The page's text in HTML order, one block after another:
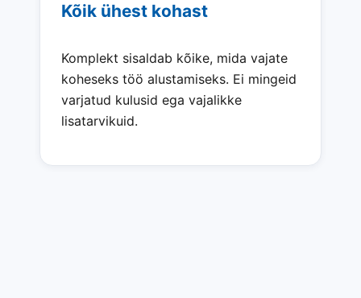
Kõik ühest kohast
Komplekt sisaldab kõike, mida vajate
koheseks töö alustamiseks. Ei mingeid
varjatud kulusid ega vajalikke
lisatarvikuid.